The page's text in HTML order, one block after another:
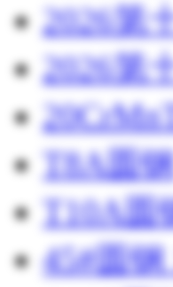
2026第
2026第
T8A圆
T10A圆
45#圆